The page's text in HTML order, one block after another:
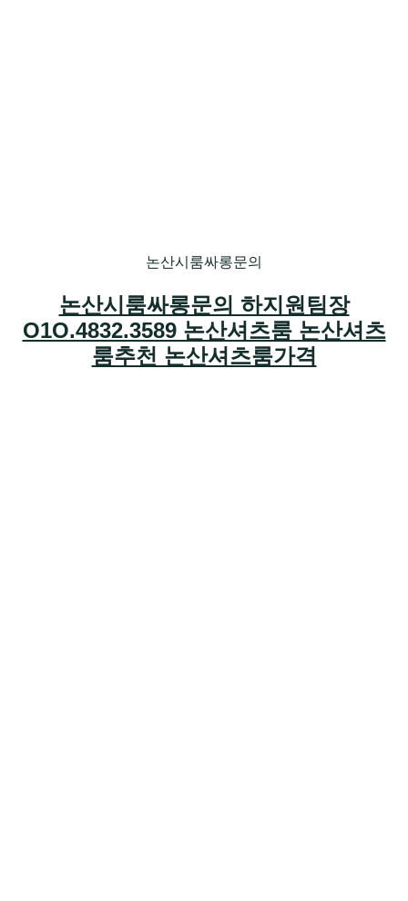
논산시룸싸롱문의
논산시룸싸롱문의 하지원팀장
O1O.4832.3589 논산셔츠룸 논산셔츠
룸추천 논산셔츠룸가격